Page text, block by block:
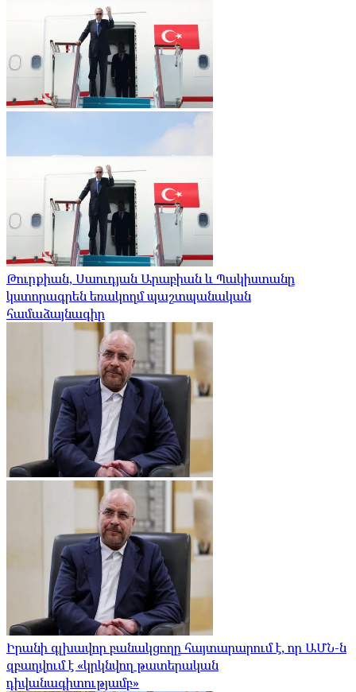
Թուրքիան, Սաուդյան Արաբիան և Պակիստանը
կստորագրեն եռակողմ պաշտպանական
համաձայնագիր
Իրանի գլխավոր բանակցողը հայտարարում է, որ ԱՄՆ-ն
զբաղվում է «կրկնվող թատերական
դիվանագիտությամբ»